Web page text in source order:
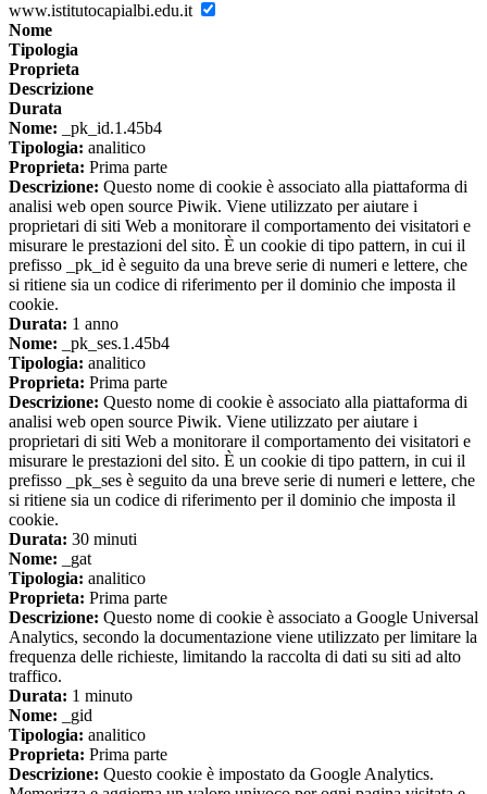
www.istitutocapialbi.edu.it
Nome
Tipologia
Proprieta
Descrizione
Durata
Nome: _pk_id.1.45b4
Tipologia: analitico
Proprieta: Prima parte
Descrizione: Questo nome di cookie è associato alla piattaforma di
analisi web open source Piwik. Viene utilizzato per aiutare i
proprietari di siti Web a monitorare il comportamento dei visitatori e
misurare le prestazioni del sito. È un cookie di tipo pattern, in cui il
prefisso _pk_id è seguito da una breve serie di numeri e lettere, che
si ritiene sia un codice di riferimento per il dominio che imposta il
cookie.
Durata: 1 anno
Nome: _pk_ses.1.45b4
Tipologia: analitico
Proprieta: Prima parte
Descrizione: Questo nome di cookie è associato alla piattaforma di
analisi web open source Piwik. Viene utilizzato per aiutare i
proprietari di siti Web a monitorare il comportamento dei visitatori e
misurare le prestazioni del sito. È un cookie di tipo pattern, in cui il
prefisso _pk_ses è seguito da una breve serie di numeri e lettere, che
si ritiene sia un codice di riferimento per il dominio che imposta il
cookie.
Durata: 30 minuti
Nome: _gat
Tipologia: analitico
Proprieta: Prima parte
Descrizione: Questo nome di cookie è associato a Google Universal
Analytics, secondo la documentazione viene utilizzato per limitare la
frequenza delle richieste, limitando la raccolta di dati su siti ad alto
traffico.
Durata: 1 minuto
Nome: _gid
Tipologia: analitico
Proprieta: Prima parte
Descrizione: Questo cookie è impostato da Google Analytics.